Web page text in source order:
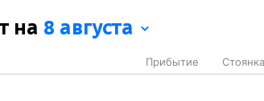
на 8 августа
Прибытие Стоянка